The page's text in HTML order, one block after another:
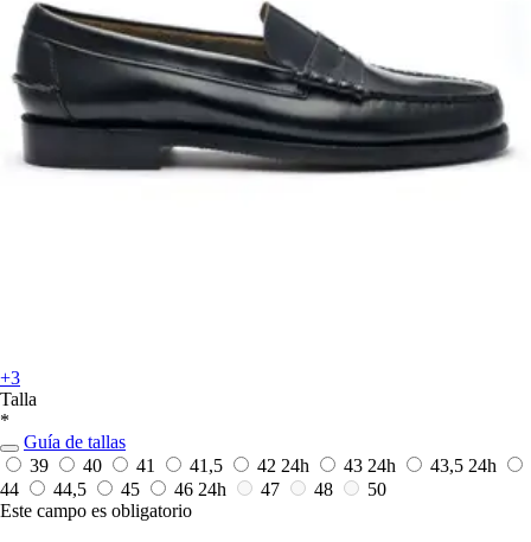
+3
Talla
*
Guía de tallas
39
40 41 41,5 42 24h 43 24h 43,5 24h
44
44,5 45 46 24h 47 48
50
Este campo es obligatorio